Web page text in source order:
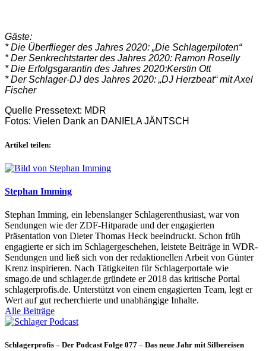
Gäste:
* Die Überflieger des Jahres 2020: „Die Schlagerpiloten“
* Der Senkrechtstarter des Jahres 2020: Ramon Roselly
* Die Erfolgsgarantin des Jahres 2020:Kerstin Ott
* Der Schlager-DJ des Jahres 2020: „DJ Herzbeat“ mit Axel
Fischer
Quelle Pressetext: MDR
Fotos: Vielen Dank an DANIELA JÄNTSCH
Artikel teilen:
Stephan Imming
Stephan Imming, ein lebenslanger Schlagerenthusiast, war von
Sendungen wie der ZDF-Hitparade und der engagierten
Präsentation von Dieter Thomas Heck beeindruckt. Schon früh
engagierte er sich im Schlagergeschehen, leistete Beiträge in WDR-
Sendungen und ließ sich von der redaktionellen Arbeit von Günter
Krenz inspirieren. Nach Tätigkeiten für Schlagerportale wie
smago.de und schlager.de gründete er 2018 das kritische Portal
schlagerprofis.de. Unterstützt von einem engagierten Team, legt er
Wert auf gut recherchierte und unabhängige Inhalte.
Alle Beiträge
Schlagerprofis – Der Podcast Folge 077 – Das neue Jahr mit Silbereisen